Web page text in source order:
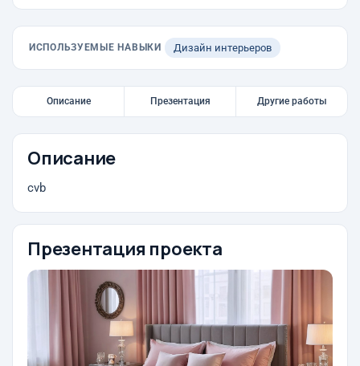
ИСПОЛЬЗУЕМЫЕ НАВЫКИ Дизайн интерьеров
Описание Презентация Другие работы
Описание
cvb
Презентация проекта